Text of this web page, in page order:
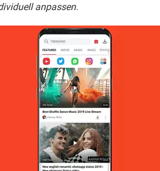
anpassen.